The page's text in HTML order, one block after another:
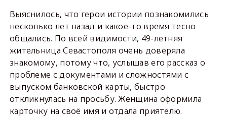
Выяснилось, что герои истории познакомились
несколько лет назад и какое-то время тесно
общались. По всей видимости, 49-летняя
жительница Севастополя очень доверяла
знакомому, потому что, услышав его рассказ о
проблеме с документами и сложностями с
выпуском банковской карты, быстро
откликнулась на просьбу. Женщина оформила
карточку на своё имя и отдала приятелю.